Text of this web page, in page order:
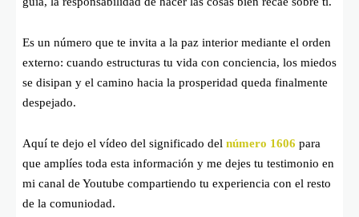
Es un número que te invita a la paz interior mediante el orden
externo: cuando estructuras tu vida con conciencia, los miedos
se disipan y el camino hacia la prosperidad queda finalmente
despejado.
Aquí te dejo el vídeo del significado del número 1606 para
que amplíes toda esta información y me dejes tu testimonio en
mi canal de Youtube compartiendo tu experiencia con el resto
de la comuniodad.